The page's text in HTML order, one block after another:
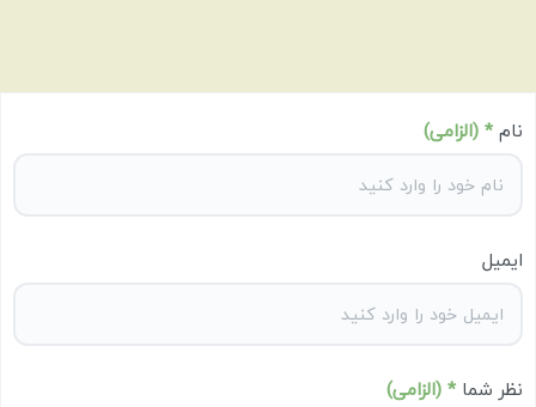
نام* (الزامی)
ایمیل
نظر شما * (الزامی)